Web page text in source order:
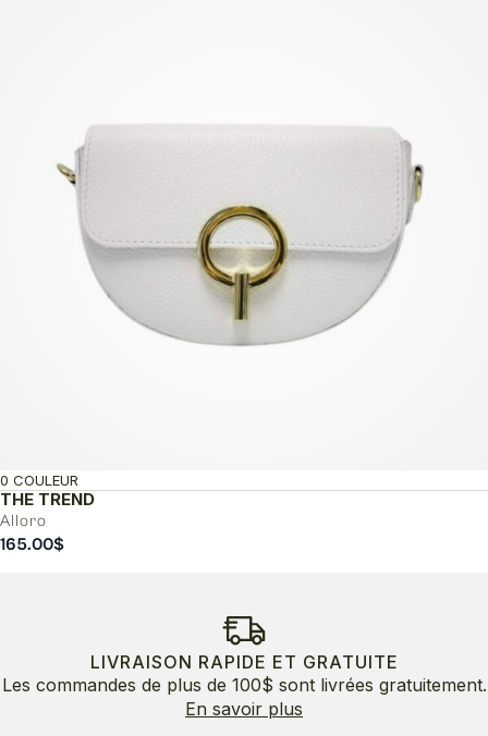
THE TREND
Alloro
0 COULEUR
165.00$
LIVRAISON RAPIDE ET GRATUITE
Les commandes de plus de 100$ sont livrées gratuitement.
En savoir plus